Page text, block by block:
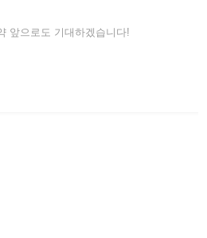
앞으로도 기대하겠습니다!